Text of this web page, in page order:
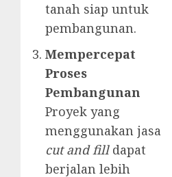
tanah siap untuk
pembangunan.
Mempercepat
Proses
Pembangunan
Proyek yang
menggunakan jasa
cut and filldapat
berjalan lebih